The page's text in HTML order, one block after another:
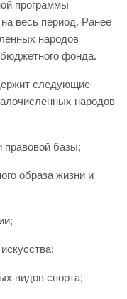
программы
весь период. Ранее
народов
фонда.
следующие
народов
правовой базы;
образа жизни и
видов спорта;